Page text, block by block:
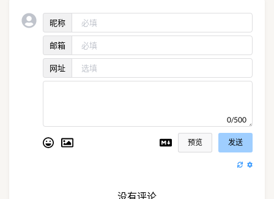
昵称
邮箱
网址
0/500
预览 发送
没有评论